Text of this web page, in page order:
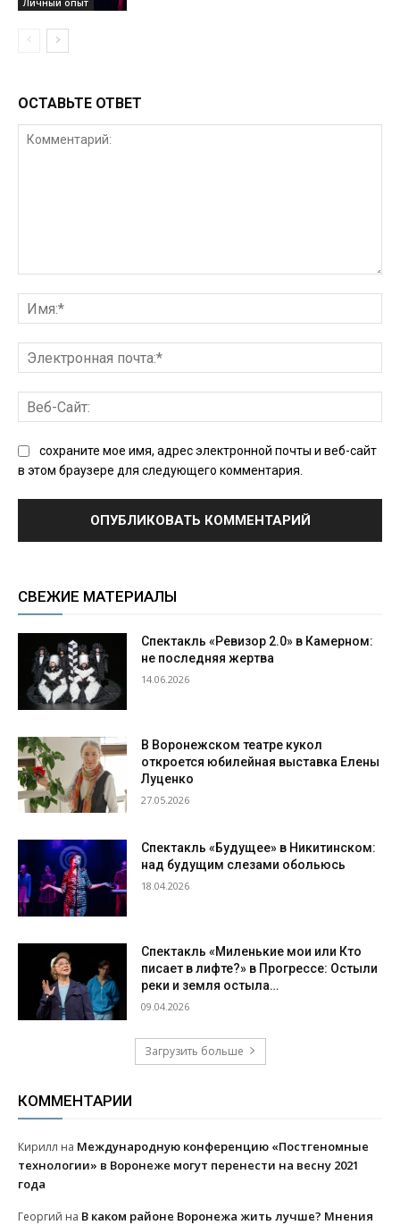
Личный опыт
ОСТАВЬТЕ ОТВЕТ
сохраните мое имя, адрес электронной почты и веб-сайт
в этом браузере для следующего комментария.
СВЕЖИЕ МАТЕРИАЛЫ
Спектакль «Ревизор 2.0» в Камерном:
не последняя жертва
14.06.2026
В Воронежском театре кукол
откроется юбилейная выставка Елены
Луценко
27.05.2026
Спектакль «Будущее» в Никитинском:
над будущим слезами обольюсь
18.04.2026
Спектакль «Миленькие мои или Кто
писает в лифте?» в Прогрессе: Остыли
реки и земля остыла…
09.04.2026
Загрузить больше
КОММЕНТАРИИ
Кирилл на Международную конференцию «Постгеномные
технологии» в Воронеже могут перенести на весну 2021
года
Георгий на В каком районе Воронежа жить лучше? Мнения